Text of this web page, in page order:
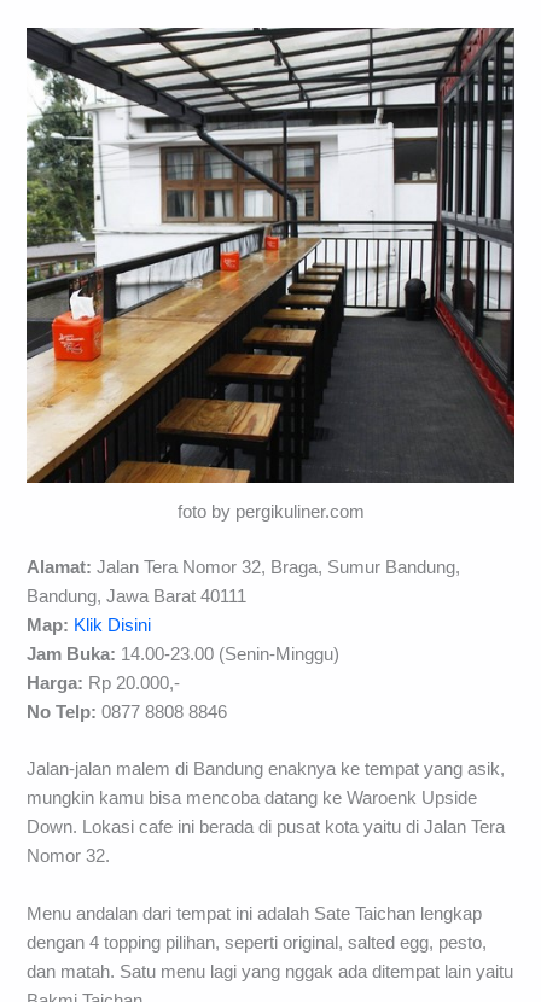
foto by pergikuliner.com
Alamat: Jalan Tera Nomor 32, Braga, Sumur Bandung,
Bandung, Jawa Barat 40111
Map: Klik Disini
Jam Buka: 14.00-23.00 (Senin-Minggu)
Harga: Rp 20.000,-
No Telp: 0877 8808 8846
Jalan-jalan malem di Bandung enaknya ke tempat yang asik,
mungkin kamu bisa mencoba datang ke Waroenk Upside
Down. Lokasi cafe ini berada di pusat kota yaitu di Jalan Tera
Nomor 32.
Menu andalan dari tempat ini adalah Sate Taichan lengkap
dengan 4 topping pilihan, seperti original, salted egg, pesto,
dan matah. Satu menu lagi yang nggak ada ditempat lain yaitu